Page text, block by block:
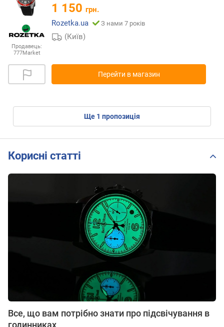
Продавець:
777Market
1 150 грн.
Rozetka.ua
З нами 7 років
(Київ)
Перейти в магазин
ще 1 пропозиція
Корисні статті
Все, що вам потрібно знати про підсвічування в
годинниках